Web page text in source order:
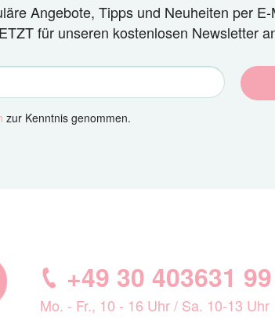
Angebote, Tipps und Neuheiten per E-
für unseren kostenlosen Newsletter
zur Kenntnis genommen.
+49 30 403631 99
Mo. - Fr., 10 - 16 Uhr / Sa. 10-13 Uhr